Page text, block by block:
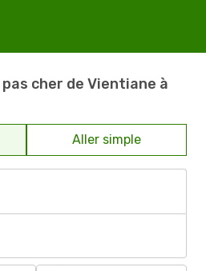
cher de Vientiane à
Aller simple